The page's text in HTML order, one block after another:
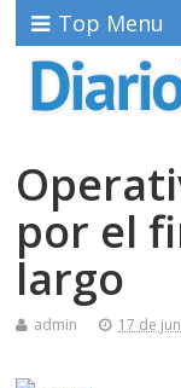
Top Menu
por el
largo
admin 17 de